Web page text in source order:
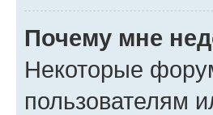
Почему мне
Некоторые
пользователям